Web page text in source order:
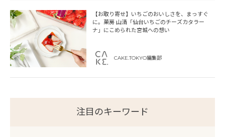
【お取り寄せ】いちごのおいしさを、まっすぐ
に。菓房 山清「仙台いちごのチーズカタラー
ナ」にこめられた宮城への想い
CAKE.TOKYO編集部
注目のキーワード